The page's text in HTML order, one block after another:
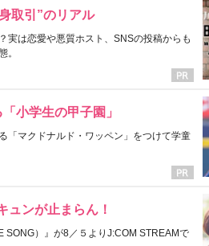
取引”のリアル
実は恋愛や悪質ホスト、SNSの投稿からも
。
小学生の甲子園」
「マクドナルド・ワッペン」をつけて学童
ュンが止まらん！
SONG）』が8／５よりJ:COM STREAMで